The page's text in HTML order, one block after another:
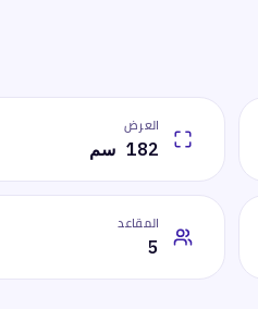
العرض
182 سم
المقاعد
5